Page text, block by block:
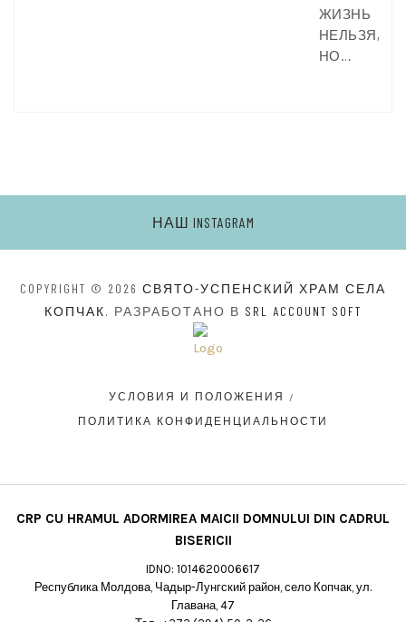
ЖИЗНЬ
НЕЛЬЗЯ,
НО…
НАШ INSTAGRAM
COPYRIGHT © 2026 СВЯТО-УСПЕНСКИЙ ХРАМ СЕЛА
КОПЧАК. РАЗРАБОТАНО В SRL ACCOUNT SOFT
УСЛОВИЯ И ПОЛОЖЕНИЯ
ПОЛИТИКА КОНФИДЕНЦИАЛЬНОСТИ
CRP CU HRAMUL ADORMIREA MAICII DOMNULUI DIN CADRUL
BISERICII
IDNO: 1014620006617
Республика Молдова, Чадыр-Лунгский район, село Копчак, ул.
Главана, 47